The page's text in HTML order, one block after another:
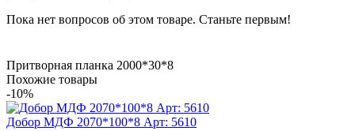
Пока нет вопросов об этом товаре. Станьте первым!
Притворная планка 2000*30*8
Похожие товары
-10%
Добор МДФ 2070*100*8 Арт: 5610